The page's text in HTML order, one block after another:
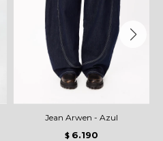
Jean Arwen - Azul
$ 6.190